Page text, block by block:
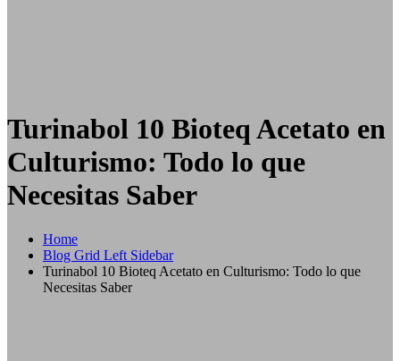
Turinabol 10 Bioteq Acetato en
Culturismo: Todo lo que
Necesitas Saber
Home
Blog Grid Left Sidebar
Turinabol 10 Bioteq Acetato en Culturismo: Todo lo que
Necesitas Saber